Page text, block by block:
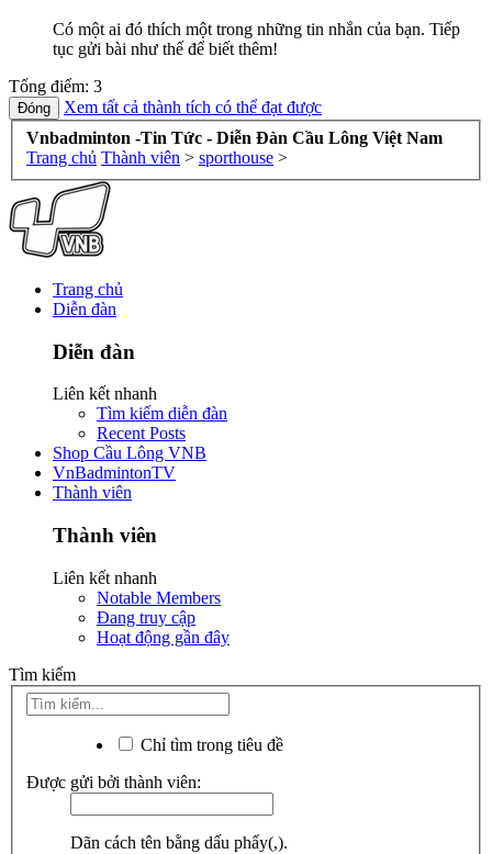
Có một ai đó thích một trong những tin nhắn của bạn. Tiếp
tục gửi bài như thế để biết thêm!
Tổng điểm: 3
Xem tất cả thành tích có thể đạt được
Vnbadminton -Tin Tức - Diễn Đàn Cầu Lông Việt Nam
Trang chủ Thành viên > sporthouse >
Trang chủ
Diễn đàn
Diễn đàn
Liên kết nhanh
Tìm kiếm diễn đàn
Recent Posts
Shop Cầu Lông VNB
VnBadmintonTV
Thành viên
Thành viên
Liên kết nhanh
Notable Members
Đang truy cập
Hoạt động gần đây
Tìm kiếm
Chỉ tìm trong tiêu đề
Được gửi bởi thành viên:
Dãn cách tên bằng dấu phẩy(,).